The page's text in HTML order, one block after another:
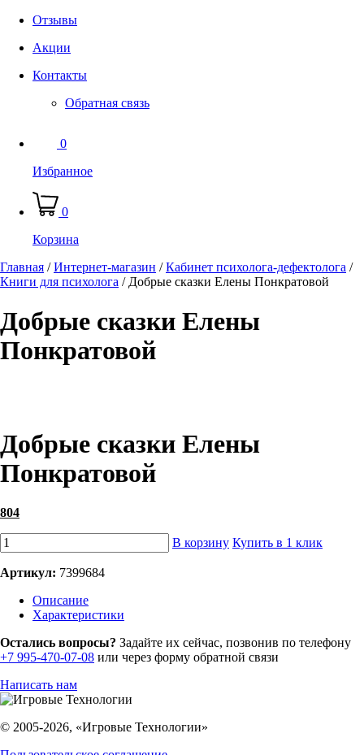
Отзывы
Акции
Контакты
Обратная связь
0
Избранное
0
Корзина
Главная /Интернет-магазин /Кабинет психолога-дефектолога /
Книги для психолога / Добрые сказки Елены Понкратовой
Добрые сказки Елены
Понкратовой
Добрые сказки Елены
Понкратовой
804
В корзину Купить в 1 клик
Артикул: 7399684
Описание
Характеристики
Остались вопросы? Задайте их сейчас, позвонив по телефону
+7 995-470-07-08 или через форму обратной связи
Написать нам
© 2005-2026, «Игровые Технологии»